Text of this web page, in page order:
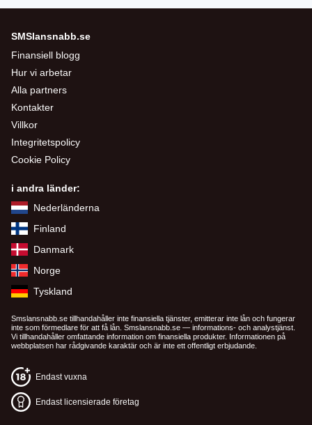
SMSlansnabb.se
Finansiell blogg
Hur vi arbetar
Alla partners
Kontakter
Villkor
Integritetspolicy
Cookie Policy
i andra länder:
Nederländerna
Finland
Danmark
Norge
Tyskland
Smslansnabb.se tillhandahåller inte finansiella tjänster, emitterar inte lån och fungerar
inte som förmedlare för att få lån. Smslansnabb.se — informations- och analystjänst.
Vi tillhandahåller omfattande information om finansiella produkter. Informationen på
webbplatsen har rådgivande karaktär och är inte ett offentligt erbjudande.
Endast vuxna
Endast licensierade företag